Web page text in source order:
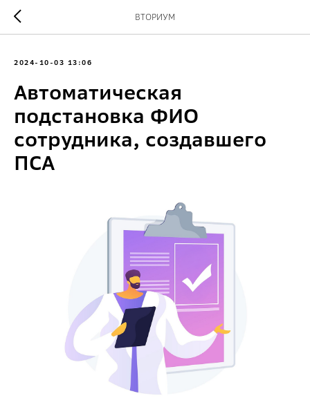
ВТОРИУМ
2024-10-03 13:06
Автоматическая
подстановка ФИО
сотрудника, создавшего
ПСА